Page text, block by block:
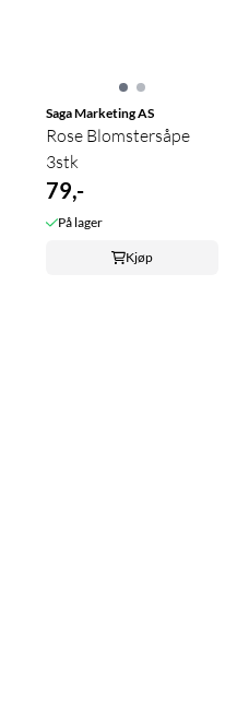
Saga Marketing AS
Rose Blomstersåpe
3stk
79,-
På lager
Kjøp